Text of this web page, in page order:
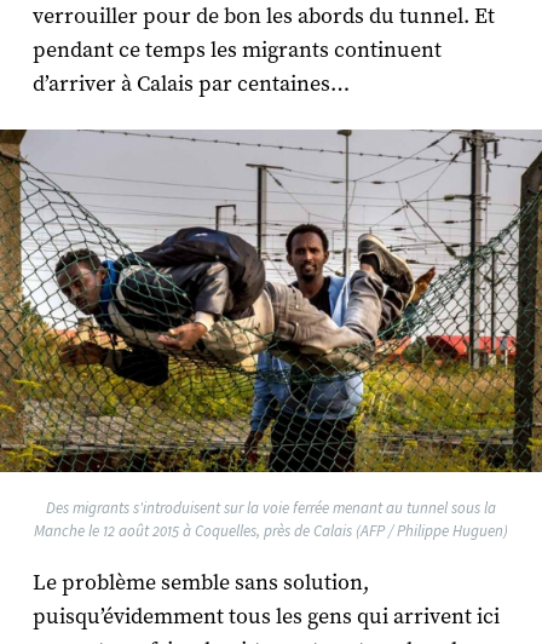
verrouiller pour de bon les abords du tunnel. Et
pendant ce temps les migrants continuent
d’arriver à Calais par centaines…
Des migrants s'introduisent sur la voie ferrée menant au tunnel sous la
Manche le 12 août 2015 à Coquelles, près de Calais (AFP / Philippe Huguen)
Le problème semble sans solution,
puisqu’évidemment tous les gens qui arrivent ici